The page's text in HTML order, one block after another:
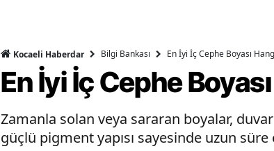
Kocaeli Haberdar Bilgi Bankası En İyi İç Cephe Boyası
En İyi İç Cephe
Zamanla solan veya sararan boyalar,
güçlü pigment yapısı sayesinde uzun süre